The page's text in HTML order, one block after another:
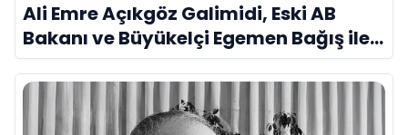
Ali Emre Açıkgöz Galimidi, Eski AB
Bakanı ve Büyükelçi Egemen Bağış ile
Bir Araya Geldi